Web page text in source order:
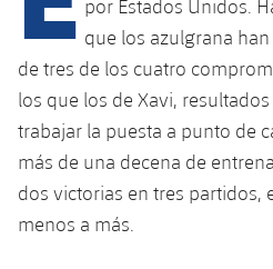
plusicon
más
Instalaciones
Spotify Camp Nou
SUB13
SUB12
SUB11 A
SUB13 B
SUB12 C
SUB11 C
Entradas
Gameday Shows
Resultados
Clasificación
Base
Barça Atlètic
Junior
Cadete A
Cadete B
Campus Verano
PLUSICON
MÁS
Primer Equipo
plusicon
más
Actualidad
Barça Atlètic
plusicon
más
por Estados Unidos.
que los azulgrana
de tres de los cuatro
los que los de Xavi,
trabajar la puesta a punto de
más de una decena de
dos victorias en tres partidos,
menos a más.